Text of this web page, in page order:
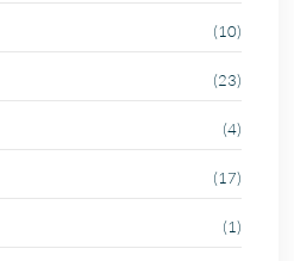
(10)
(23)
(4)
(17)
(1)